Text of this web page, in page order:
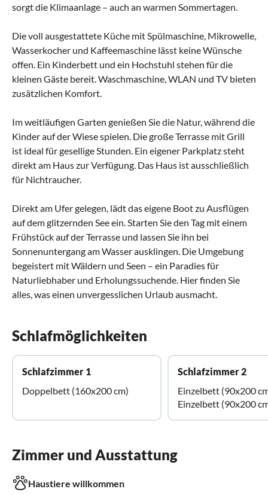
sorgt die Klimaanlage – auch an warmen Sommertagen.
Die voll ausgestattete Küche mit Spülmaschine, Mikrowelle,
Wasserkocher und Kaffeemaschine lässt keine Wünsche
offen. Ein Kinderbett und ein Hochstuhl stehen für die
kleinen Gäste bereit. Waschmaschine, WLAN und TV bieten
zusätzlichen Komfort.
Im weitläufigen Garten genießen Sie die Natur, während die
Kinder auf der Wiese spielen. Die große Terrasse mit Grill
ist ideal für gesellige Stunden. Ein eigener Parkplatz steht
direkt am Haus zur Verfügung. Das Haus ist ausschließlich
für Nichtraucher.
Direkt am Ufer gelegen, lädt das eigene Boot zu Ausflügen
auf dem glitzernden See ein. Starten Sie den Tag mit einem
Frühstück auf der Terrasse und lassen Sie ihn bei
Sonnenuntergang am Wasser ausklingen. Die Umgebung
begeistert mit Wäldern und Seen – ein Paradies für
Naturliebhaber und Erholungssuchende. Hier finden Sie
alles, was einen unvergesslichen Urlaub ausmacht.
Schlafmöglichkeiten
Schlafzimmer 1
Doppelbett (160x200 cm)
Schlafzimmer 2
Einzelbett (90x200
Einzelbett (90x200
Zimmer und Ausstattung
Haustiere willkommen